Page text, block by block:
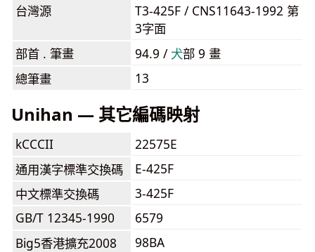
台灣源
T3-425F / CNS11643-1992 第
3字面
部首 . 筆畫
94.9 / ⽝部 9 畫
總筆畫
13
Unihan — 其它編碼映射
kCCCII
22575E
通用漢字標準交換碼
E-425F
中文標準交換碼
3-425F
GB/T 12345-1990
6579
Big5香港擴充2008
98BA